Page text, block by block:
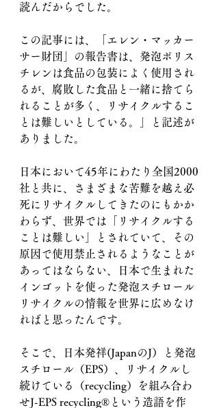
読んだからでした。
この記事には、「エレン・マッカー
サー財団」の報告書は、発泡ポリス
チレンは食品の包装によく使用され
るが、腐敗した食品と一緒に捨てら
れることが多く、リサイクルするこ
とは難しいとしている。」と記述が
ありました。
日本において45年にわたり全国2000
社と共に、さまざまな苦難を越え必
死にリサイクルしてきたのにもかか
わらず、世界では「リサイクルする
ことは難しい」とされていて、その
原因で使用禁止されるようなことが
あってはならない、日本で生まれた
インゴットを使った発泡スチロール
リサイクルの情報を世界に広めなけ
ればと思ったんです。
そこで、日本発祥(JapanのJ）と発泡
スチロール（EPS）、リサイクルし
続けている（recycling）を組み合わ
せJ-EPS recycling®︎という造語を作